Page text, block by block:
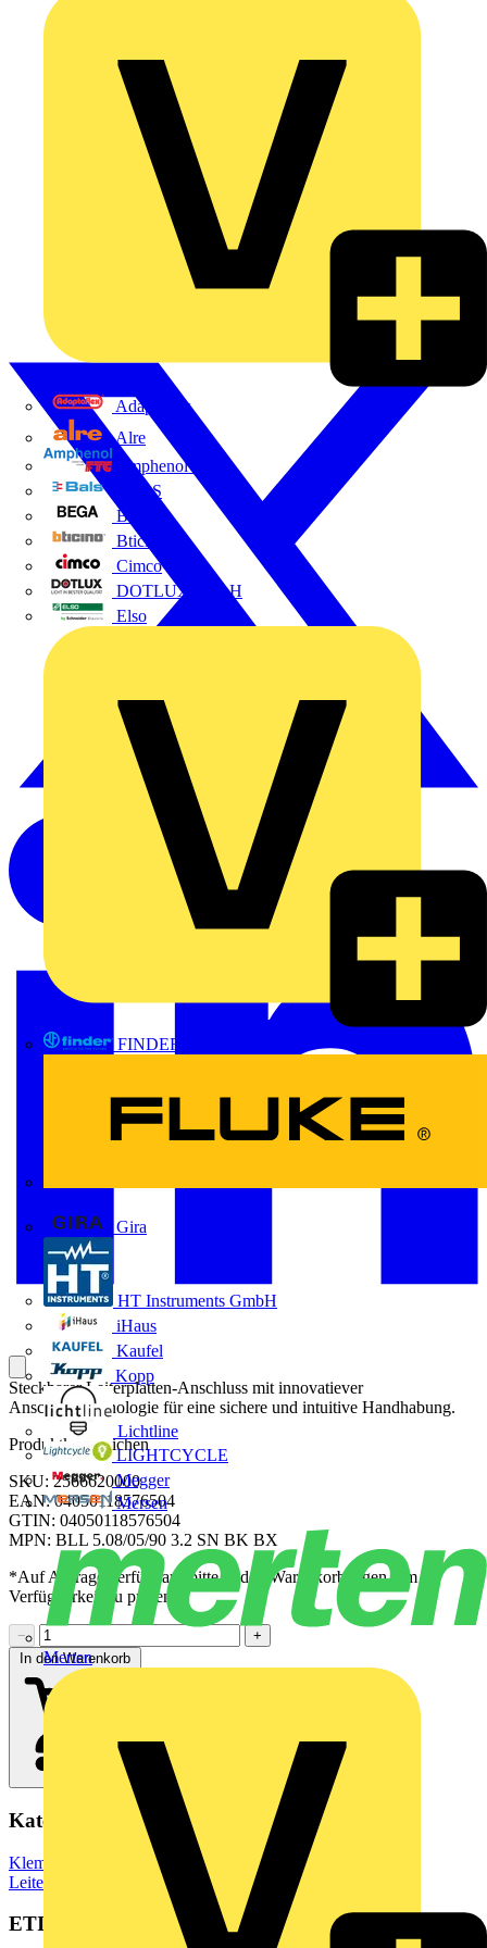
Adaptaflex
Alre
Amphenol FTG
BALS
Bega
Bticino
Cimco
DOTLUX GmbH
Elso
FINDER
Gira
HT Instruments GmbH
iHaus
Kaufel
Kopp
Lichtline
LIGHTCYCLE
Megger
Mersen
Merten
Steckbarer Leiterplatten-Anschluss mit innovatiever
Anschlusstechnologie für eine sichere und intuitive Handhabung.
Produktkennzeichen
SKU: 2566620000
EAN: 04050118576504
GTIN: 04050118576504
MPN: BLL 5.08/05/90 3.2 SN BK BX
*Auf Anfrage verfügbar - bitte in den Warenkorb legen, um
Verfügbarkeit zu prüfen
−
+
In den Warenkorb
Kategorien
Klemmen, Steckverbinder & Verbindungselemente
Leiterplattensteckverbinder
ETIM Group